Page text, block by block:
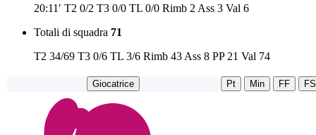
20:11′ T2 0/2 T3 0/0 TL 0/0 Rimb 2 Ass 3 Val 6
Totali di squadra 71
T2 34/69 T3 0/6 TL 3/6 Rimb 43 Ass 8 PP 21 Val 74
Giocatrice Pt Min FF FS